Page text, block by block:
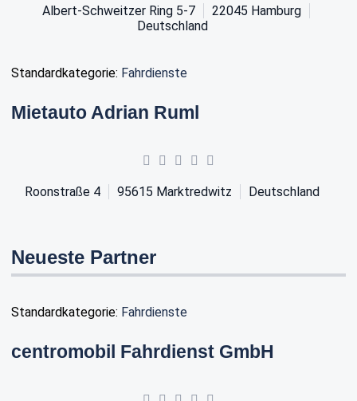
Albert-Schweitzer Ring 5-7 22045 Hamburg
Deutschland
Standardkategorie: Fahrdienste
Mietauto Adrian Ruml
Roonstraße 4 95615 Marktredwitz Deutschland
Neueste Partner
Standardkategorie: Fahrdienste
centromobil Fahrdienst GmbH